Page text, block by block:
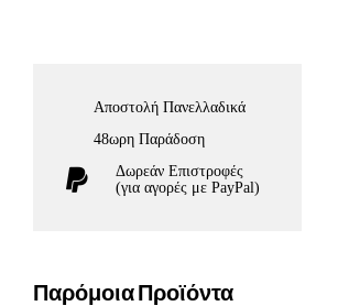
Αποστολή Πανελλαδικά
48ωρη Παράδοση
Δωρεάν Eπιστροφές
(για αγορές με PayPal)
Παρόμοια Προϊόντα